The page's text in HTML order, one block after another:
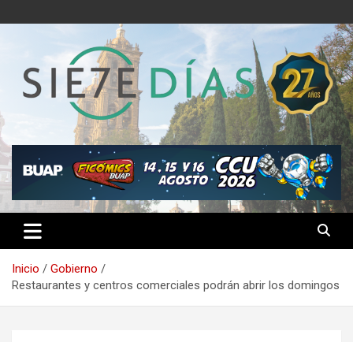
al
Semanario 7 Días
Inicio
Gobierno
Restaurantes y centros comerciales podrán abrir los domingos